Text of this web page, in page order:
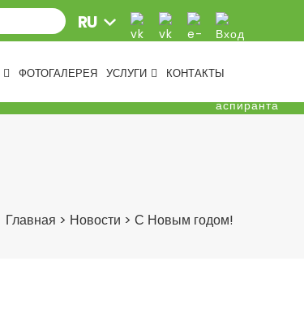
ФОТОГАЛЕРЕЯ УСЛУГИ КОНТАКТЫ
Главная > Новости > С Новым годом!